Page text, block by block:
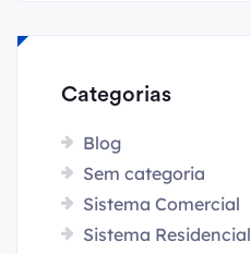
Categorias
Blog
Sem categoria
Sistema Comercial
Sistema Residencial